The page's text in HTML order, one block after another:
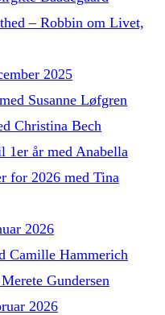
– Robbin om Livet,
2025
Susanne Løfgren
Christina Bech
1er år med Anabella
for 2026 med Tina
2026
Camille Hammerich
Gundersen
2026